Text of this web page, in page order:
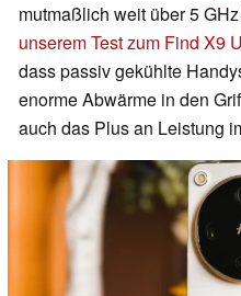
mutmaßlich weit über 5
unserem Test zum Find X9
dass passiv gekühlte
enorme Abwärme in den
auch das Plus an Leistung